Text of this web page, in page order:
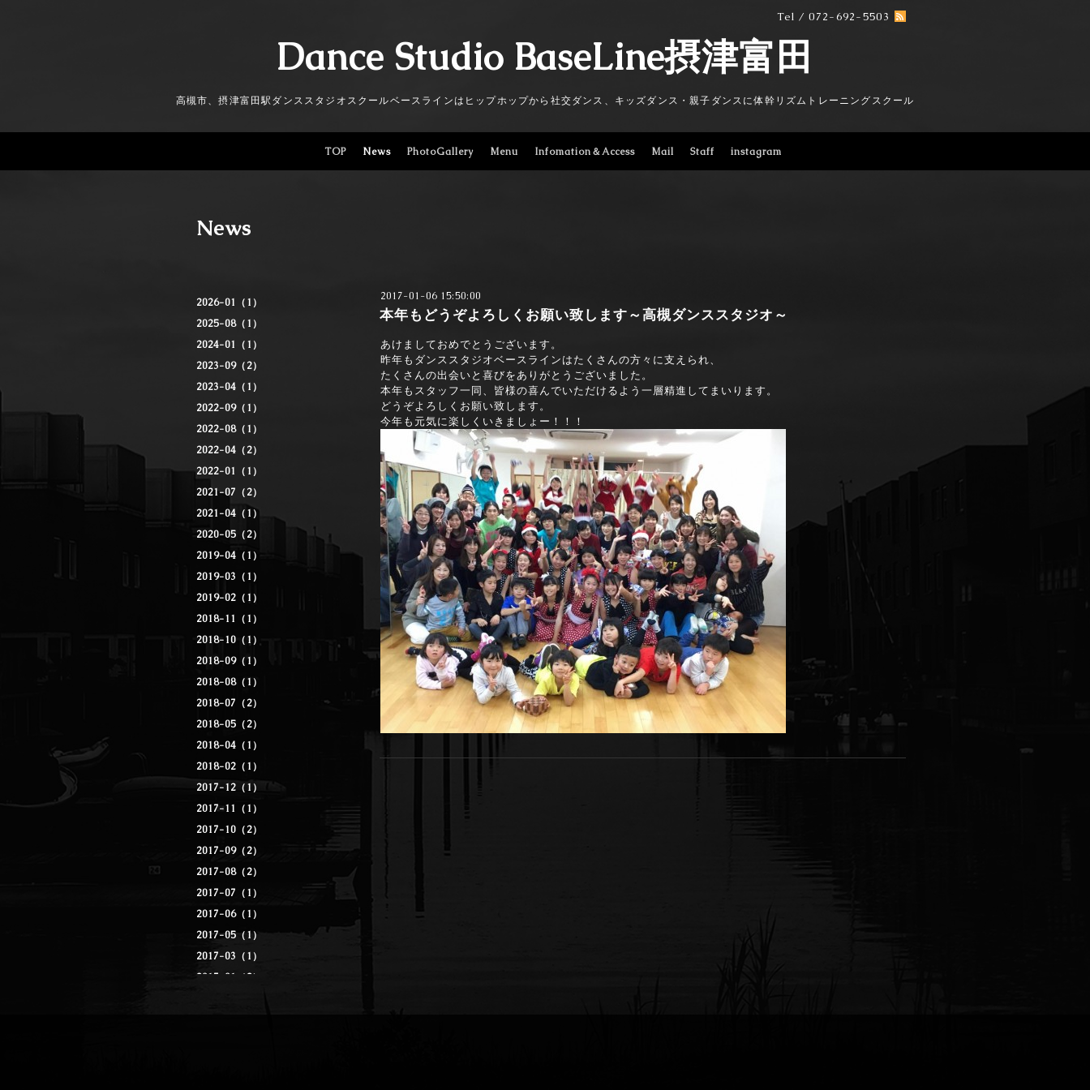
Tel / 072-692-5503
Dance Studio BaseLine摂津富田
高槻市、摂津富田駅ダンススタジオスクールベースラインはヒップホップから社交ダンス、キッズダンス・親子ダンスに体幹リズムトレーニングスクール
TOP News PhotoGallery Menu Infomation＆Access Mail Staff instagram
2026-01（1）
2025-08（1）
2024-01（1）
2023-09（2）
2023-04（1）
2022-09（1）
2022-08（1）
2022-04（2）
2022-01（1）
2021-07（2）
2021-04（1）
2020-05（2）
2019-04（1）
2019-03（1）
2019-02（1）
2018-11（1）
2018-10（1）
2018-09（1）
2018-08（1）
2018-07（2）
2018-05（2）
2018-04（1）
2018-02（1）
2017-12（1）
2017-11（1）
2017-10（2）
2017-09（2）
2017-08（2）
2017-07（1）
2017-06（1）
2017-05（1）
2017-03（1）
2017-01（2）
News
2017-01-06 15:50:00
本年もどうぞよろしくお願い致します～高槻ダンススタジオ～
あけましておめでとうございます。
昨年もダンススタジオベースラインはたくさんの方々に支えられ、
たくさんの出会いと喜びをありがとうございました。
本年もスタッフ一同、皆様の喜んでいただけるよう一層精進してまいります。
どうぞよろしくお願い致します。
今年も元気に楽しくいきましょー！！！